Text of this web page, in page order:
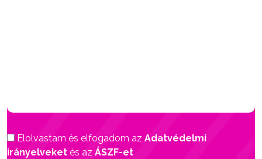
Elolvastam és elfogadom az Adatvédelmi
irányelveket és az ÁSZF-et